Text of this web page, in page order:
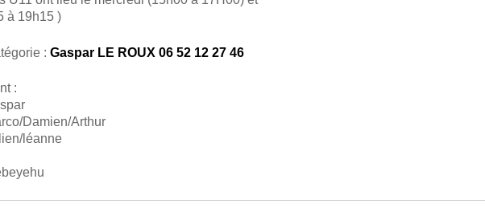
à 19h15 )
: Gaspar LE ROUX 06 52 12 27 46
:
Damien/Arthur
léanne